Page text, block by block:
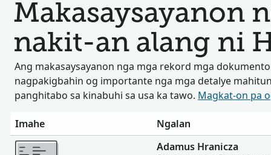
Makasaysayanon
nakit-an alang ni
Ang makasaysayanon nga mga rekord mga
nagpakigbahin og importante nga mga detalye
panghitabo sa kinabuhi sa usa ka tawo. Magkat-on pa
Imahe Ngalan
Dugang pa
Adamus Hranicza